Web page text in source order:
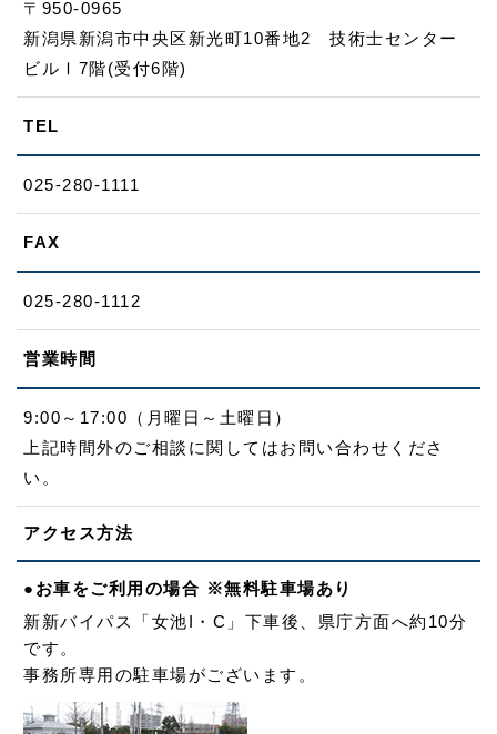
〒950-0965
新潟県新潟市中央区新光町10番地2 技術士センター
ビルⅠ7階(受付6階)
TEL
025-280-1111
FAX
025-280-1112
営業時間
9:00～17:00（月曜日～土曜日）
上記時間外のご相談に関してはお問い合わせくださ
い。
アクセス方法
●お車をご利用の場合 ※無料駐車場あり
新新バイパス「女池I・C」下車後、県庁方面へ約10分
です。
事務所専用の駐車場がございます。